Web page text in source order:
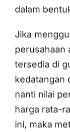
dalam
Jika
perusahaan
tersedia di
kedatangan
nanti nilai
harga rata-
ini, maka